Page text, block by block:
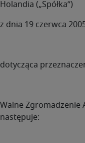
Holandia („Spółka”)
z dnia 19 czerwca
dotycząca
Walne Zgromadzenie
następuje: